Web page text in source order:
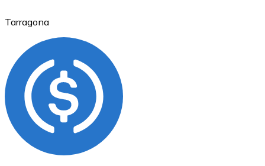
Ethereum
ETH
Tarragona